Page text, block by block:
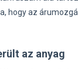
hogy az
az anyag